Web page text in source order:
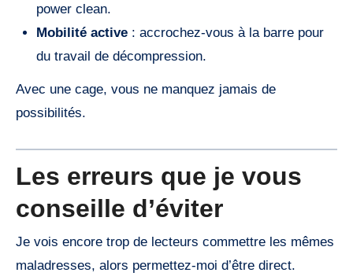
power clean.
Mobilité active: accrochez-vous à la barre pour
du travail de décompression.
Avec une cage, vous ne manquez jamais de
possibilités.
Les erreurs que je vous
conseille d’éviter
Je vois encore trop de lecteurs commettre les mêmes
maladresses, alors permettez-moi d’être direct.